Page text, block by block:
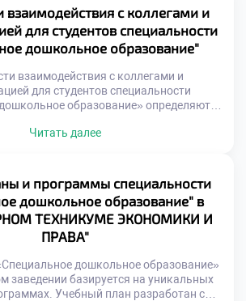
Методология обучения постоянно
и адаптируется к требованиям
процесс интегрирует
традиции и инновационные практики.
взаимодействия с коллегами и
для студентов специальности
дошкольное образование"
взаимодействия с коллегами и
для студентов специальности
образование» определяют
важным навыком, как и методика. Без
Взаимодействие в саду строится
и уважении. Молодой специалист
занимать свое место […]
Читать далее
и программы специальности
дошкольное образование" в
ТЕХНИКУМЕ ЭКОНОМИКИ И
ПРАВА"
дошкольное образование»
заведении базируется на уникальных
Учебный план разработан с